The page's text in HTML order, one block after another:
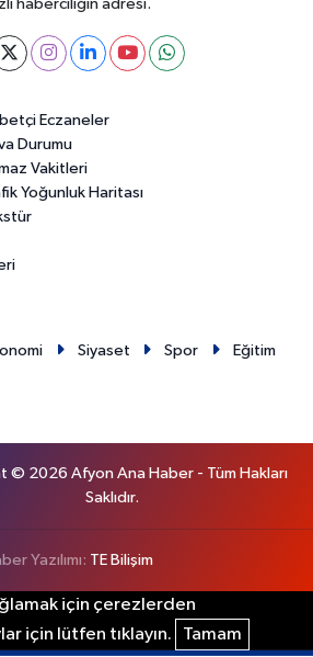
haberciliğin adresi.
Eczaneler
Durumu
Vakitleri
Yoğunluk Haritası
Siyaset Spor
Eğitim
© 2026 Afyon Ana Haber - Tüm Hakları
Saklıdır.
Yazılımı: TE Bilişim
için çerezlerden
için lütfen tıklayın.
Tamam